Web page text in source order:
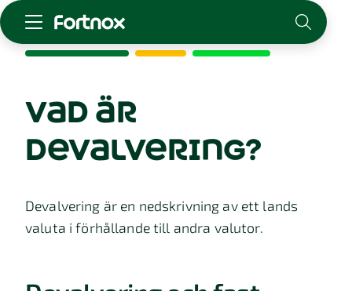
Skaffa Fortnox
För redovisningsbyrån
Kunskap & inspiration
Kontakt
Om Fortnox
vad är
devalvering?
Devalvering är en nedskrivning av ett lands
valuta i förhållande till andra valutor.